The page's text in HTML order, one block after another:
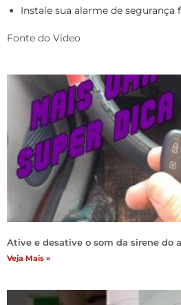
Instale sua alarme de segurança
Fonte do Vídeo
Ative e desative o som da sirene do
Veja Mais »